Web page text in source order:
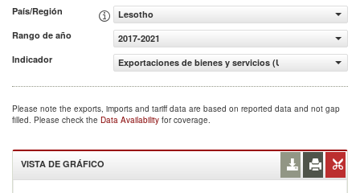
País/Región
Lesotho
Rango de año
2017-2021
Indicador
Exportaciones de bienes y servicios (US$ a precios
Please note the exports, imports and tariff data are based on reported data and not gap
filled. Please check the Data Availability for coverage.
VISTA DE GRÁFICO